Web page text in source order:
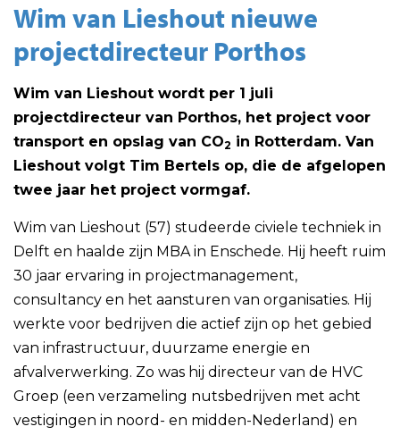
Wim van Lieshout nieuwe
projectdirecteur Porthos
Wim van Lieshout wordt per 1 juli
projectdirecteur van Porthos, het project voor
transport en opslag van CO2 in Rotterdam. Van
Lieshout volgt Tim Bertels op, die de afgelopen
twee jaar het project vormgaf.
Wim van Lieshout (57) studeerde civiele techniek in
Delft en haalde zijn MBA in Enschede. Hij heeft ruim
30 jaar ervaring in projectmanagement,
consultancy en het aansturen van organisaties. Hij
werkte voor bedrijven die actief zijn op het gebied
van infrastructuur, duurzame energie en
afvalverwerking. Zo was hij directeur van de HVC
Groep (een verzameling nutsbedrijven met acht
vestigingen in noord- en midden-Nederland) en